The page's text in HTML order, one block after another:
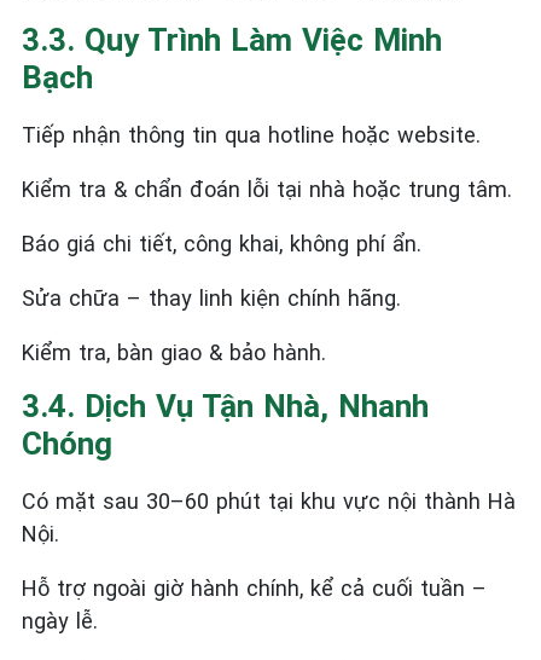
3.3. Quy Trình Làm Việc Minh
Bạch
Tiếp nhận thông tin qua hotline hoặc website.
Kiểm tra & chẩn đoán lỗi tại nhà hoặc trung tâm.
Báo giá chi tiết, công khai, không phí ẩn.
Sửa chữa – thay linh kiện chính hãng.
Kiểm tra, bàn giao & bảo hành.
3.4. Dịch Vụ Tận Nhà, Nhanh
Chóng
Có mặt sau 30–60 phút tại khu vực nội thành Hà
Nội.
Hỗ trợ ngoài giờ hành chính, kể cả cuối tuần –
ngày lễ.